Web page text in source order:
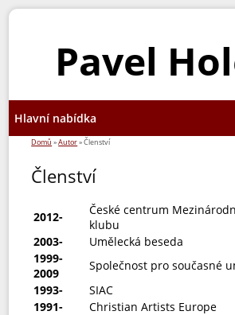
Pavel
Hlavní nabídka
Domů »Autor» Členství
Členství
2012-
České centrum
klubu
2003-
Umělecká beseda
1999-
2009
Společnost pro současné
1993-
SIAC
1991-
Christian Artists Europe